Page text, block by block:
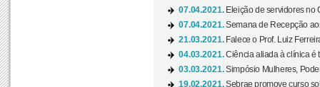
07.04.2021. Eleição de servidores no
07.04.2021.Semana de Recepção
21.03.2021. Falece o Prof. Luiz
04.03.2021.Ciência aliada à clínica é
03.03.2021.Simpósio Mulheres,
19.02.2021.Sebrae promove curso